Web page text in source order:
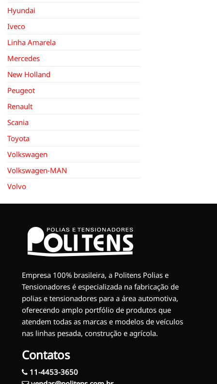
Hyundai
Iveco
Linha Amarela
Mercedes
New Holland
Peugeot
Renault
Scania
Toyota
Volkswagen
Volkswagen-MAN
Volvo
Empresa 100% brasileira, a Politens Polias e
Tensionadores é especializada na fabricação de
polias e tensionadores para a área automotiva,
oferecendo amplo portfólio de produtos que
atendem todas as marcas e modelos de veículos
nas linhas pesada, construção e agrícola.
Contatos
11-4453-3650